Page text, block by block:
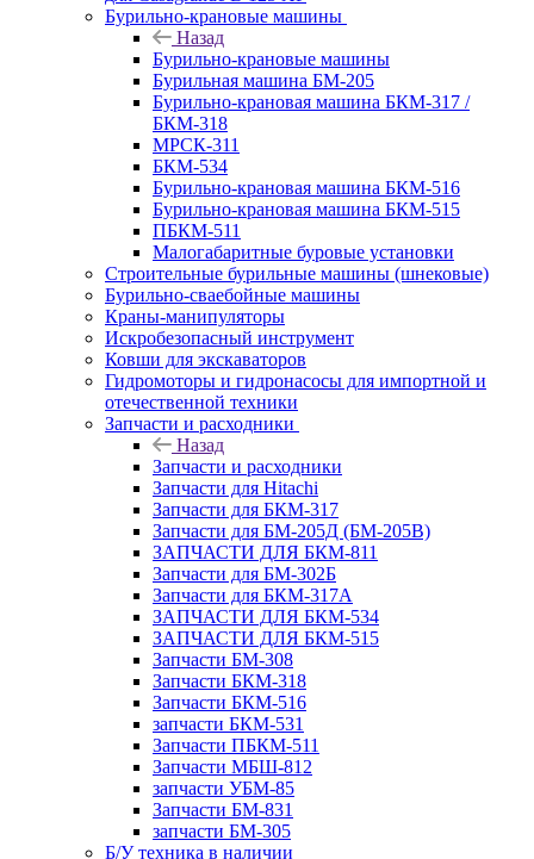
Бурильно-крановые машины
Назад
Бурильно-крановые машины
Бурильная машина БМ-205
Бурильно-крановая машина БКМ-317 /
БКМ-318
МРСК-311
БКМ-534
Бурильно-крановая машина БКМ-516
Бурильно-крановая машина БКМ-515
ПБКМ-511
Малогабаритные буровые установки
Строительные бурильные машины (шнековые)
Бурильно-сваебойные машины
Краны-манипуляторы
Искробезопасный инструмент
Ковши для экскаваторов
Гидромоторы и гидронасосы для импортной и
отечественной техники
Запчасти и расходники
Назад
Запчасти и расходники
Запчасти для Hitachi
Запчасти для БКМ-317
Запчасти для БМ-205Д (БМ-205В)
ЗАПЧАСТИ ДЛЯ БКМ-811
Запчасти для БМ-302Б
Запчасти для БКМ-317А
ЗАПЧАСТИ ДЛЯ БКМ-534
ЗАПЧАСТИ ДЛЯ БКМ-515
Запчасти БМ-308
Запчасти БКМ-318
Запчасти БКМ-516
запчасти БКМ-531
Запчасти ПБКМ-511
Запчасти МБШ-812
запчасти УБМ-85
Запчасти БМ-831
запчасти БМ-305
Б/У техника в наличии